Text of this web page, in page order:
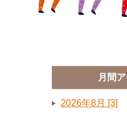
月間
2026年8月 [3]